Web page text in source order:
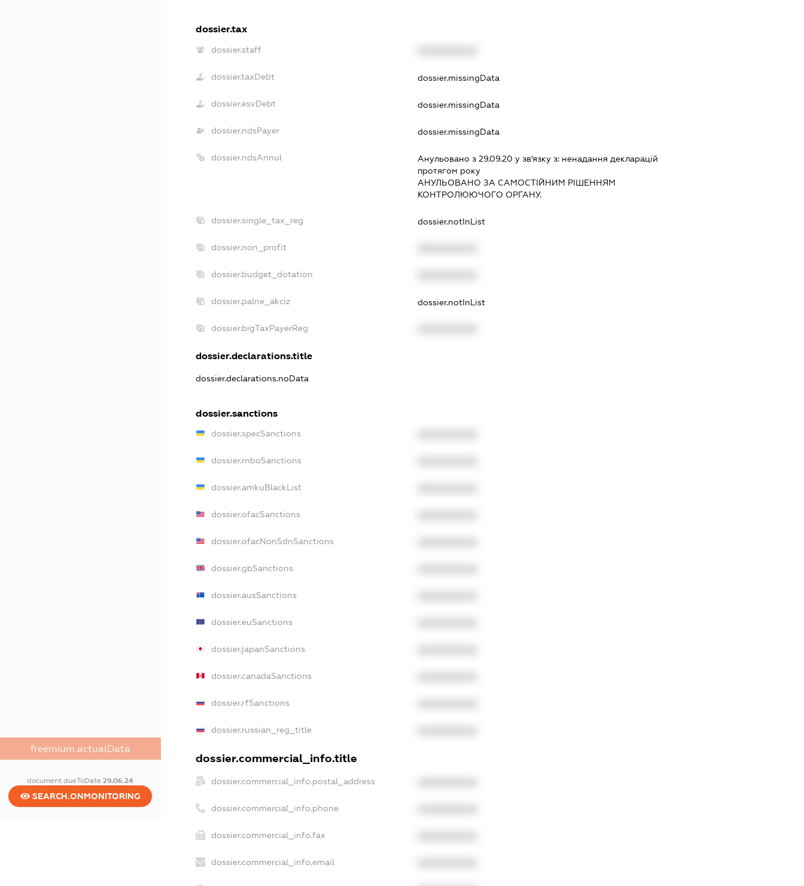
freemium.actualData
document.dueToDate29.06.24
SEARCH.ONMONITORING
dossier.tax
dossier.staff
dossier.taxDebt dossier.missingData
dossier.esvDebt dossier.missingData
dossier.ndsPayer dossier.missingData
dossier.ndsAnnul Анульовано з 29.09.20 у зв'язку з: ненадання декларацiй
протягом року
АНУЛЬОВАНО ЗА САМОСТIЙНИМ РIШЕННЯМ
КОНТРОЛЮЮЧОГО ОРГАНУ.
dossier.single_tax_reg dossier.notInList
dossier.non_profit
dossier.budget_dotation
dossier.palne_akciz dossier.notInList
dossier.bigTaxPayerReg
dossier.declarations.title
dossier.declarations.noData
dossier.sanctions
dossier.specSanctions
dossier.rnboSanctions
dossier.amkuBlackList
dossier.ofacSanctions
dossier.ofacNonSdnSanctions
dossier.gbSanctions
dossier.ausSanctions
dossier.euSanctions
dossier.japanSanctions
dossier.canadaSanctions
dossier.rfSanctions
dossier.russian_reg_title
dossier.commercial_info.title
dossier.commercial_info.postal_address
dossier.commercial_info.phone
dossier.commercial_info.fax
dossier.commercial_info.email